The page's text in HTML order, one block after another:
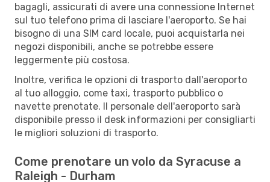
bagagli, assicurati di avere una connessione Internet
sul tuo telefono prima di lasciare l'aeroporto. Se hai
bisogno di una SIM card locale, puoi acquistarla nei
negozi disponibili, anche se potrebbe essere
leggermente più costosa.
Inoltre, verifica le opzioni di trasporto dall'aeroporto
al tuo alloggio, come taxi, trasporto pubblico o
navette prenotate. Il personale dell'aeroporto sarà
disponibile presso il desk informazioni per consigliarti
le migliori soluzioni di trasporto.
Come prenotare un volo da Syracuse a
Raleigh - Durham